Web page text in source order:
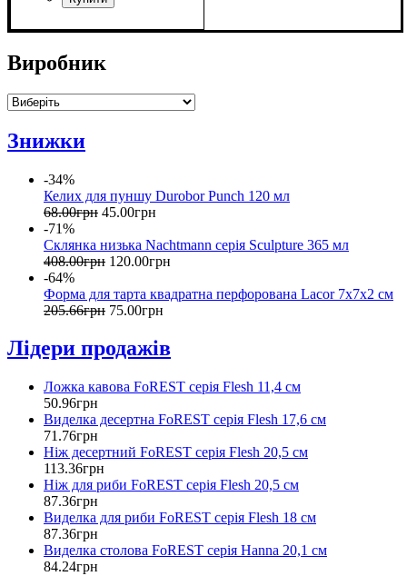
Виробник
Знижки
-34%
Келих для пуншу Durobor Punch 120 мл
68.00грн 45.00грн
-71%
Склянка низька Nachtmann серія Sculpture 365 мл
408.00грн 120.00грн
-64%
Форма для тарта квадратна перфорована Lacor 7х7х2 см
205.66грн 75.00грн
Лідери продажів
Ложка кавова FoREST серія Flesh 11,4 см
50.96грн
Виделка десертна FoREST серія Flesh 17,6 см
71 .76грн
Ніж десертний FoREST серія Flesh 20,5 см
113.36грн
Ніж для риби FoREST серія Flesh 20,5 см
87.36грн
Виделка для риби FoREST серія Flesh 18 см
87.36грн
Виделка столова FoREST серія Hanna 20,1 см
84.24грн